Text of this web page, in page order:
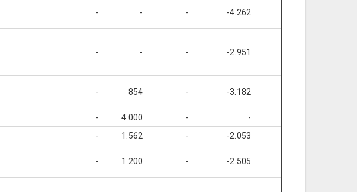
- - - -4.262
- - - -2.951
- 854 - -3.182
- 4.000 - -
- 1.562 - -2.053
- 1.200 - -2.505